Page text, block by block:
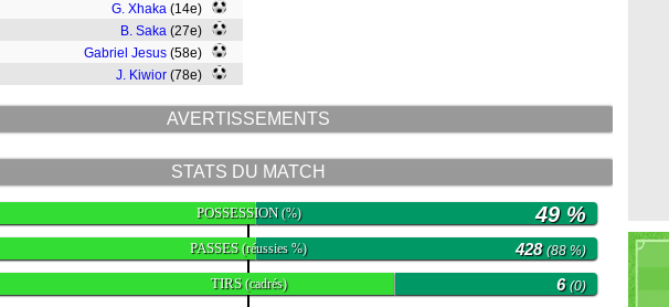
G. Xhaka (14e)
B. Saka (27e)
Gabriel Jesus (58e)
J. Kiwior (78e)
AVERTISSEMENTS
STATS DU MATCH
POSSESSION(%) 49 %
PASSES(réussies %) 428(88 %)
TIRS(cadrés) 6(0)